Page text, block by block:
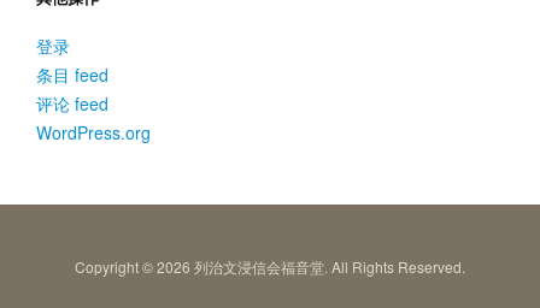
登录
条目 feed
评论 feed
WordPress.org
Copyright © 2026 列治文浸信会福音堂. All Rights Reserved.